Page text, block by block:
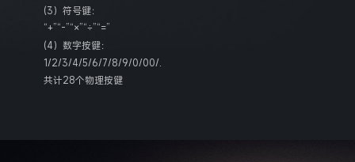
(3）符号键：
“+”“-”“×”“÷”“=”
(4）数字按键：
1/2/3/4/5/6/7/8/9/0/00/.
共计28个物理按键